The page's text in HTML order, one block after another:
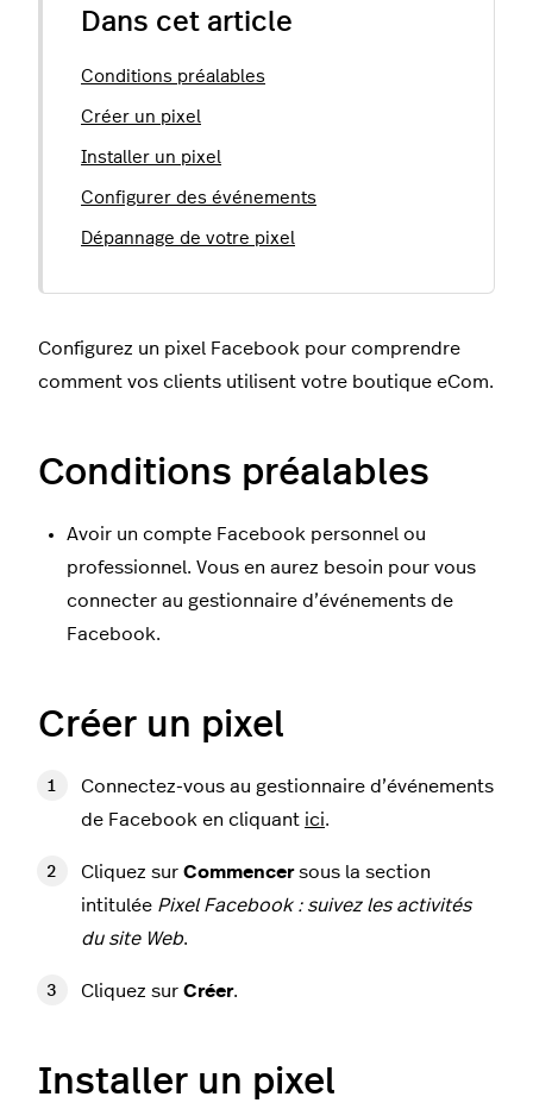
Dans cet article
Conditions préalables
Créer un pixel
Installer un pixel
Configurer des événements
Dépannage de votre pixel
Configurez un pixel Facebook pour comprendre
comment vos clients utilisent votre boutique eCom.
Conditions préalables
Avoir un compte Facebook personnel ou
professionnel. Vous en aurez besoin pour vous
connecter au gestionnaire d’événements de
Facebook.
Créer un pixel
Connectez-vous au gestionnaire d’événements
de Facebook en cliquant ici.
Cliquez sur Commencersous la section
intitulée Pixel Facebook : suivez les activités
du site Web.
Cliquez sur Créer.
Installer un pixel